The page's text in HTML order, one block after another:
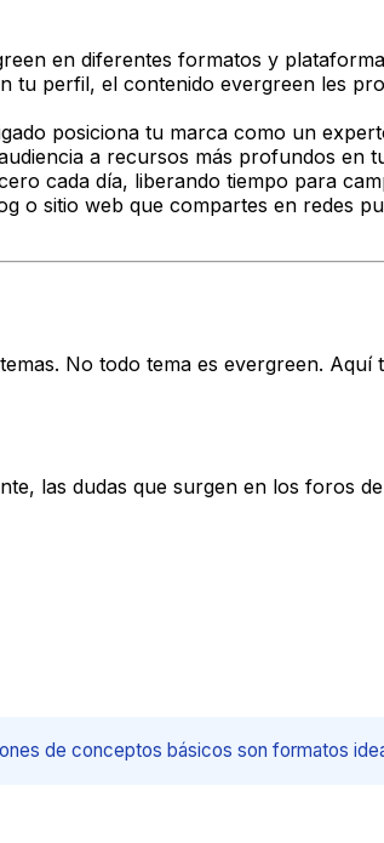
en diferentes formatos y
tu perfil, el contenido evergreen les
posiciona tu marca como un
a recursos más profundos en
cada día, liberando tiempo para
o sitio web que compartes en redes
No todo tema es evergreen.
las dudas que surgen en los foros
de conceptos básicos son formatos